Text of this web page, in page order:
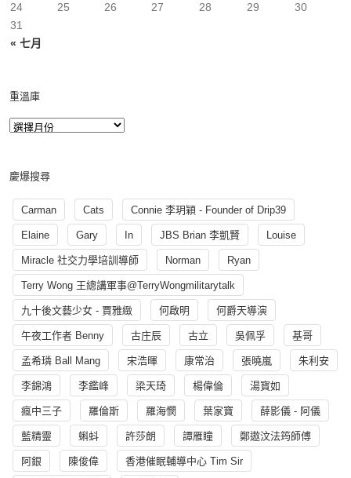
« 七月
24
25 26 27 28 29
30
31
重溫庫
慶爆搜尋
Carman Cats Connie 李玥穎 - Founder of Drip39
Elaine Gary In JBS Brian 李凱賢 Louise
Miracle 社交力學培訓導師 Norman Ryan
Terry Wong 王總講軍事@TerryWongmilitarytalk
九十後文藝少女 - 賈雅緻 何啟明 何爵天導演
午夜工作者 Benny 古庄辰 古立 吳佩孚 基哥
孟希璘 Ball Mang 宋浩暉 康常治 張曉嵐 朱利安
李錦鴻 李鑑峰 梁天琦 楊偉倫 湯寳如
瘋中三子 羅倫斯 羅海憫 葉家寶 薛影儀 - 阿儀
藍精靈 蝌蚪 許莎朗 譚雁瞳 鄭遨汶法筠師傅
阿銀 陳俊偉 香港催眠輔導中心 Tim Sir